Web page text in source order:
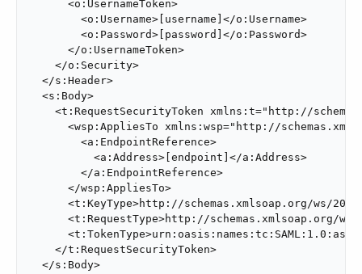
      <o:UsernameToken>
        <o:Username>[username]</o:Username>
        <o:Password>[password]</o:Password>
      </o:UsernameToken>
    </o:Security>
  </s:Header>
  <s:Body>
<t:RequestSecurityToken xmlns:t="http://
<wsp:AppliesTo xmlns:wsp="http://
        <a:EndpointReference>
          <a:Address>[endpoint]</a:Address>
        </a:EndpointReference>
      </wsp:AppliesTo>
<t:KeyType>http://schemas.xmlsoap.org/ws/
<t:RequestType>http://schemas.xmlsoap.org/
    </t:RequestSecurityToken>
  </s:Body>